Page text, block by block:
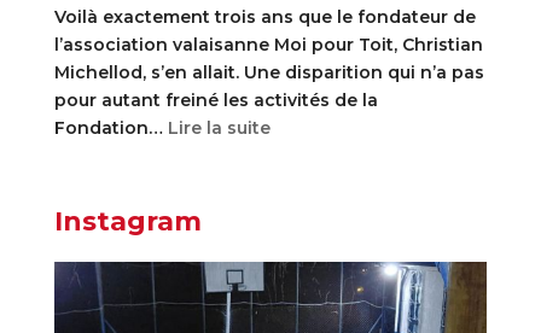
Fondation
Moi
pour
Toit
Voilà exactement trois ans que le fondateur de
l’association valaisanne Moi pour Toit, Christian
Michellod, s’en allait. Une disparition qui n’a pas
pour autant freiné les activités de la
Fondation… Lire la suite:
Toit
poursuit
Instagram